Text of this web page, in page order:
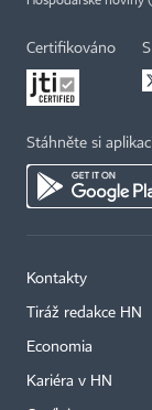
Certifikováno
Stáhněte si
Kontakty
Tiráž redakce HN
Economia
Kariéra v HN